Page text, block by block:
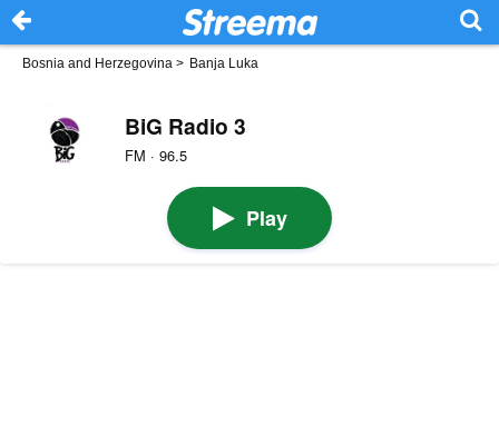
Bosnia and Herzegovina > Banja Luka
BiG Radio 3
FM · 96.5
Play